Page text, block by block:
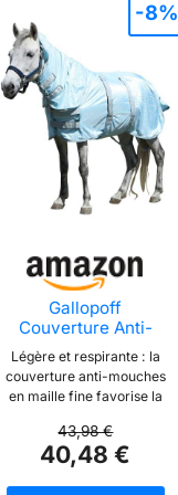
couverture anti-mouches
pour chevaux minimise
les frottements,
permettant au cheval de
bouger librement sans se
sentir gêné
Gallopoff
Couverture Anti-
Mouches pour Mini-
Cheval/Poney, Bleu
Cyan 70cm
Légère et respirante : la
couverture anti-mouches
en maille fine favorise la
de la chaleur, tout en
couvrant l'ensemble du
43,98 €
40,48 €
-8%